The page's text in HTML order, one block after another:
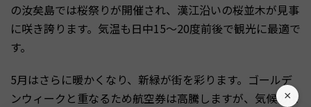
×
の汝矣島では桜祭りが開催され、漢江沿いの桜並木が見事
に咲き誇ります。気温も日中15〜20度前後で観光に最適で
す。
5月はさらに暖かくなり、新緑が街を彩ります。ゴールデ
ンウィークと重なるため航空券は高騰しますが、気候のよ